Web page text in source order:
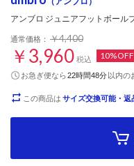
アンブロ ジュニアフットボール
通常価格： ￥4,400
￥3,960 税込 10%OFF
お急ぎ便なら22時間48分以内の
この商品は サイズ交換可能・返